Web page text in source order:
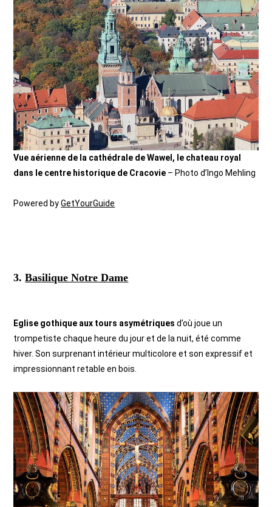
Vue aérienne de la cathédrale de Wawel, le chateau royal
dans le centre historique de Cracovie – Photo d’Ingo Mehling
Powered byGetYourGuide
3.Basilique Notre Dame
Eglise gothique aux tours asymétriques d’où joue un
trompetiste chaque heure du jour et de la nuit, été comme
hiver. Son surprenant intérieur multicolore et son expressif et
impressionnant retable en bois.